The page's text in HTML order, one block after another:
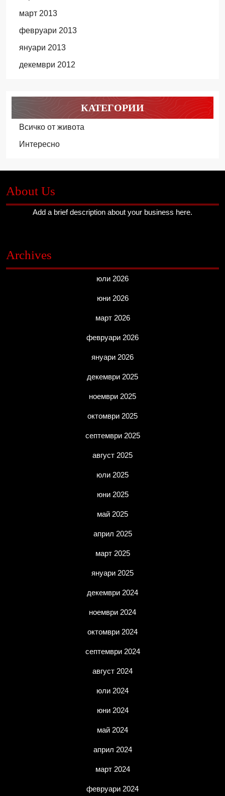
март 2013
февруари 2013
януари 2013
декември 2012
КАТЕГОРИИ
Всичко от живота
Интересно
About Us
Add a brief description about your business here.
Archives
юли 2026
юни 2026
март 2026
февруари 2026
януари 2026
декември 2025
ноември 2025
октомври 2025
септември 2025
август 2025
юли 2025
юни 2025
май 2025
април 2025
март 2025
януари 2025
декември 2024
ноември 2024
октомври 2024
септември 2024
август 2024
юли 2024
юни 2024
май 2024
април 2024
март 2024
февруари 2024